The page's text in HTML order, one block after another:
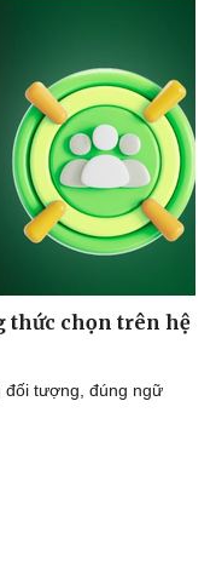
thức chọn trên hệ
đối tượng, đúng ngữ